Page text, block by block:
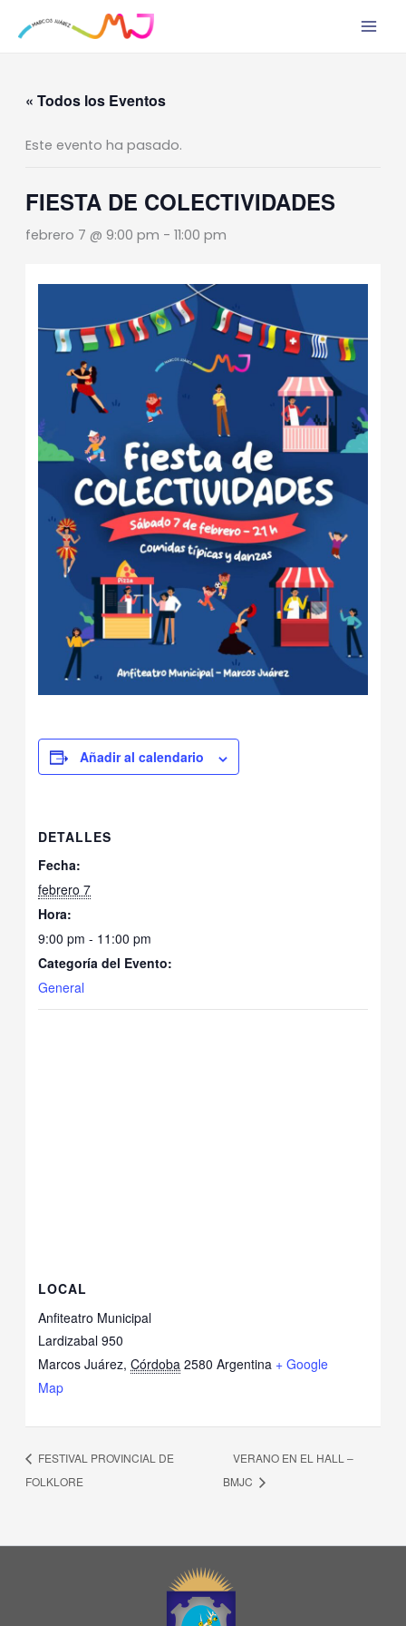
« Todos los Eventos
Este evento ha pasado.
FIESTA DE COLECTIVIDADES
febrero 7 @ 9:00 pm - 11:00 pm
Añadir al calendario
DETALLES
Fecha:
febrero 7
Hora:
9:00 pm - 11:00 pm
Categoría del Evento:
General
LOCAL
Anfiteatro Municipal
Lardizabal 950
Marcos Juárez, Córdoba 2580 Argentina + Google
Map
FESTIVAL PROVINCIAL DE
FOLKLORE
VERANO EN EL HALL –
BMJC